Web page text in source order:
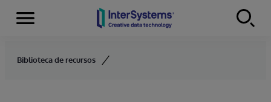
Skip to content
Secciones
Biblioteca de recursos